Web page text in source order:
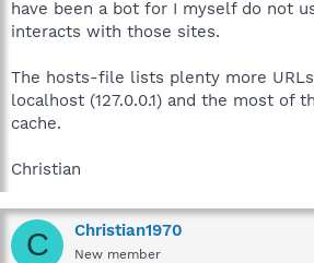
have been a bot for I myself do not
interacts with those sites.
The hosts-file lists plenty more
localhost (127.0.0.1) and the most of
cache.
Christian
C Christian1970
New member